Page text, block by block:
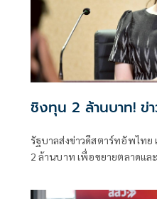
กลายมาเป็นผลิตภัณฑ์ทำควา
รักษ์โลกอย่างแท้จริง
ชิงทุน 2 ล้านบาท! ข่
รัฐบาลส่งข่าวดีสตาร์ทอัพไท
2 ล้านบาท เพื่อขยายตลาดแ
นวัตกรรม